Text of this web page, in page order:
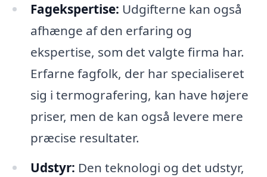
Fagekspertise: Udgifterne kan også
afhænge af den erfaring og
ekspertise, som det valgte firma har.
Erfarne fagfolk, der har specialiseret
sig i termografering, kan have højere
priser, men de kan også levere mere
præcise resultater.
Udstyr: Den teknologi og det udstyr,